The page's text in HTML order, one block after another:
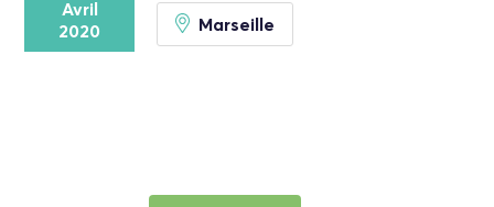
Avril
2020
Marseille